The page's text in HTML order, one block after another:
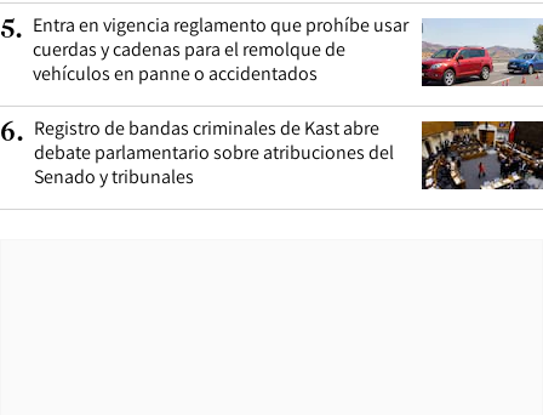
5. Entra en vigencia reglamento que prohíbe usar
cuerdas y cadenas para el remolque de
vehículos en panne o accidentados
6. Registro de bandas criminales de Kast abre
debate parlamentario sobre atribuciones del
Senado y tribunales